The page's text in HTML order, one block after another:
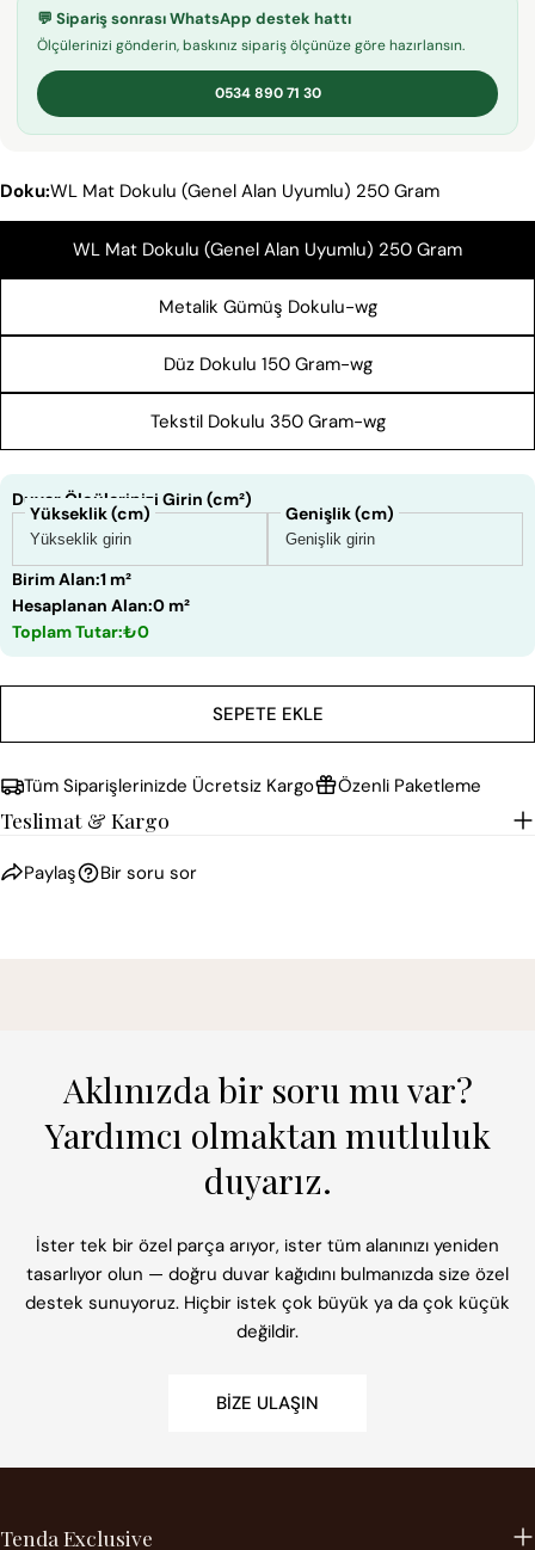
💬 Sipariş sonrası WhatsApp destek hattı
Ölçülerinizi gönderin, baskınız sipariş ölçünüze göre hazırlansın.
0534 890 71 30
Doku:WL Mat Dokulu (Genel Alan Uyumlu) 250 Gram
WL Mat Dokulu (Genel Alan Uyumlu) 250 Gram
Metalik Gümüş Dokulu-wg
Düz Dokulu 150 Gram-wg
Tekstil Dokulu 350 Gram-wg
Duvar Ölçülerinizi Girin (cm²)
Yükseklik (cm) Genişlik (cm)
Birim Alan:1 m²
Hesaplanan Alan:0 m²
Toplam Tutar:₺0
SEPETE EKLE
Tüm Siparişlerinizde Ücretsiz Kargo Özenli Paketleme
Teslimat & Kargo
Paylaş
Paylaş
Facebook'ta
Pinterest'teki
Bir soru sor
Mesajın
Aklınızda bir soru mu var?
Yardımcı olmaktan mutluluk
duyarız.
İster tek bir özel parça arıyor, ister tüm alanınızı yeniden
tasarlıyor olun — doğru duvar kağıdını bulmanızda size özel
destek sunuyoruz. Hiçbir istek çok büyük ya da çok küçük
değildir.
BIZE ULAŞIN
Tenda Exclusive